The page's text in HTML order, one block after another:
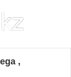
,